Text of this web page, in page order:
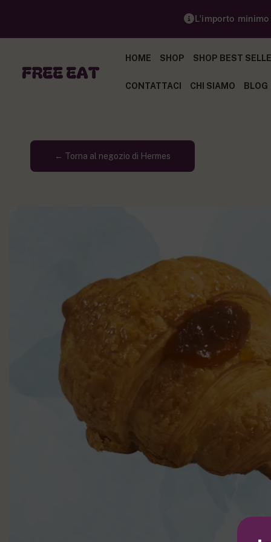
L'importo
HOME SHOP SHOP BEST
CONTATTACI CHI SIAMO BLOG
← Torna al negozio di Hermes